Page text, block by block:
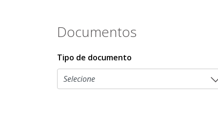
Documentos
Tipo de documento